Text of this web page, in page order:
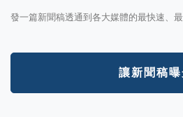
發一篇新聞稿透通到各大媒體的最快速、
讓新聞稿